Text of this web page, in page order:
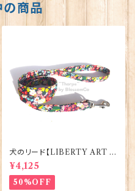
の商品
犬のリード【LIBERTY ART F
ABRIC=Thorpe】BlossomC
o 90294
¥4,125
50%OFF